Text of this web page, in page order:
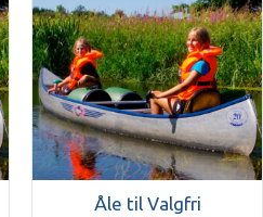
Åle til Valgfri